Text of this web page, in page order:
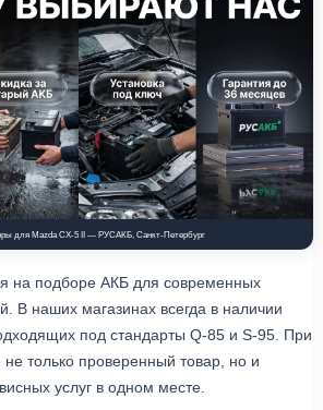
для Mazda CX-5 II — РУСАКБ, Санкт-Петербург
на подборе АКБ для современных
В наших магазинах всегда в наличии
под стандарты Q-85 и S-95. При
не только проверенный товар, но и
услуг в одном месте.